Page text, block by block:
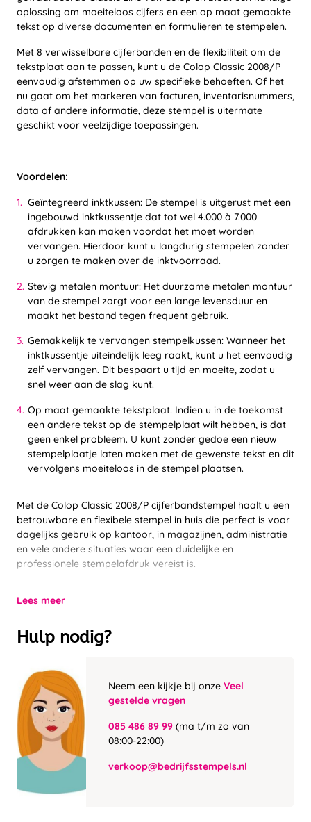
oplossing om moeiteloos cijfers en een op maat gemaakte
tekst op diverse documenten en formulieren te stempelen.
Met 8 verwisselbare cijferbanden en de flexibiliteit om de
tekstplaat aan te passen, kunt u de Colop Classic 2008/P
eenvoudig afstemmen op uw specifieke behoeften. Of het
nu gaat om het markeren van facturen, inventarisnummers,
data of andere informatie, deze stempel is uitermate
geschikt voor veelzijdige toepassingen.
Voordelen:
Geïntegreerd inktkussen: De stempel is uitgerust met een
ingebouwd inktkussentje dat tot wel 4.000 à 7.000
afdrukken kan maken voordat het moet worden
vervangen. Hierdoor kunt u langdurig stempelen zonder
u zorgen te maken over de inktvoorraad.
Stevig metalen montuur: Het duurzame metalen montuur
van de stempel zorgt voor een lange levensduur en
maakt het bestand tegen frequent gebruik.
Gemakkelijk te vervangen stempelkussen: Wanneer het
inktkussentje uiteindelijk leeg raakt, kunt u het eenvoudig
zelf vervangen. Dit bespaart u tijd en moeite, zodat u
snel weer aan de slag kunt.
Op maat gemaakte tekstplaat: Indien u in de toekomst
een andere tekst op de stempelplaat wilt hebben, is dat
geen enkel probleem. U kunt zonder gedoe een nieuw
stempelplaatje laten maken met de gewenste tekst en dit
vervolgens moeiteloos in de stempel plaatsen.
Met de Colop Classic 2008/P cijferbandstempel haalt u een
betrouwbare en flexibele stempel in huis die perfect is voor
dagelijks gebruik op kantoor, in magazijnen, administratie
en vele andere situaties waar een duidelijke en
professionele stempelafdruk vereist is.
Lees meer
Hulp nodig?
Neem een kijkje bij onze Veel
gestelde vragen
085 486 89 99 (ma t/m zo van
08:00-22:00)
verkoop@bedrijfsstempels.nl